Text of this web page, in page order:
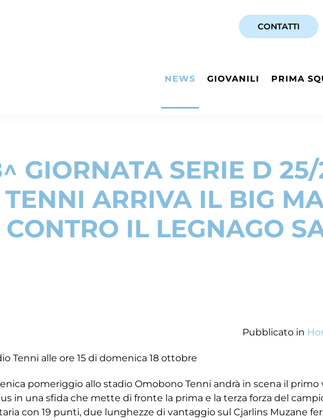
CONTATTI
NEWS GIOVANILI PRIMA
GIORNATA SERIE D
TENNI ARRIVA IL BIG
CONTRO IL LEGNAGO
Pubblicato in
Tenni alle ore 15 di domenica 18 ottobre
pomeriggio allo stadio Omobono Tenni andrà in scena il
in una sfida che mette di fronte la prima e la terza forza del
con 19 punti, due lunghezze di vantaggio sul Cjarlins Muzane